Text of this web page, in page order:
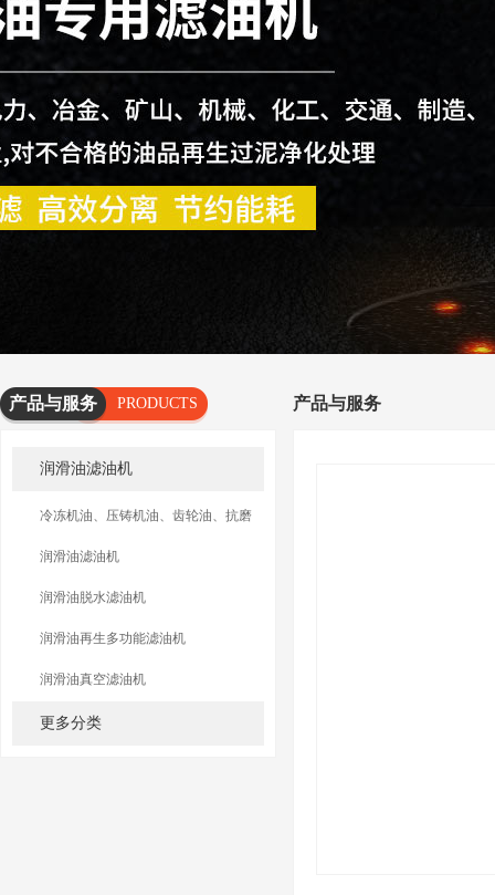
产品与服务
PRODUCTS
SERVICES
润滑油滤油机
冷冻机油、压铸机油、齿轮油、抗磨
油滤油机润滑油滤油机
润滑油脱水滤油机
润滑油再生多功能滤油机
润滑油真空滤油机
更多分类
产品与服务